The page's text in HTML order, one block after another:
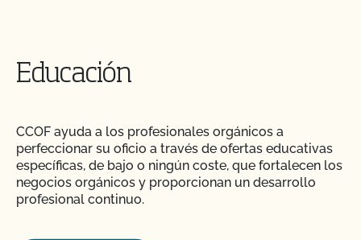
Educación
CCOF ayuda a los profesionales orgánicos a
perfeccionar su oficio a través de ofertas educativas
específicas, de bajo o ningún coste, que fortalecen los
negocios orgánicos y proporcionan un desarrollo
profesional continuo.